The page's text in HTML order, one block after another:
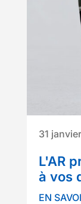
L'AR
à vos
31
EN